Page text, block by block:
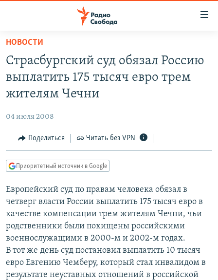
упрощенного
доступа
основному
Вернутся
Вернутся
поиску
ПРОГРАММЫ
ПОДКАСТЫ
АВТОРСКИЕ ПРОЕКТЫ
МНЕНИЯ
КУЛЬТУРА
КАВКАЗ.РЕАЛИИ
СЕВЕР.РЕАЛИИ
СИБИРЬ.РЕАЛИИ
РАСПИСАНИЕ ВЕЩАНИЯ
ПОДПИШИТЕСЬ НА РАССЫЛКУ
НОВОСТИ
Страсбургский суд обязал Россию
выплатить 175 тысяч евро трем
жителям Чечни
04 июля 2008
Поделиться Читать без VPN
Приоритетный источник в Google
Европейский суд по правам человека обязал в
четверг власти России выплатить 175 тысяч евро в
качестве компенсации трем жителям Чечни, чьи
родственники были похищены российскими
военнослужащими в 2000-м и 2002-м годах.
В тот же день суд постановил выплатить 10 тысяч
евро Евгению Чемберу, который стал инвалидом в
результате неуставных отношений в российской